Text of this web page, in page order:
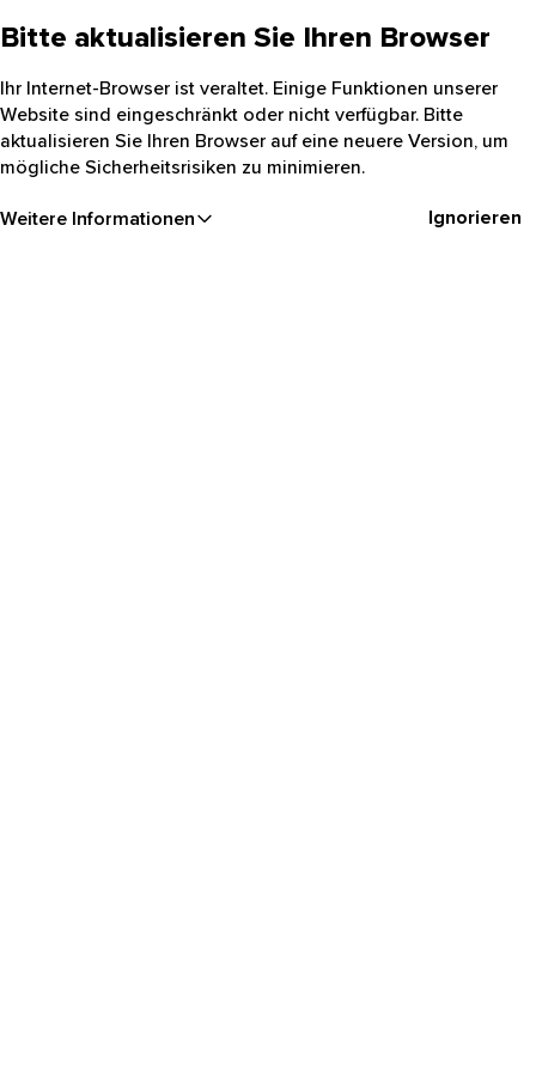
Bitte aktualisieren Sie Ihren Browser
Ihr Internet-Browser ist veraltet. Einige Funktionen unserer
Website sind eingeschränkt oder nicht verfügbar. Bitte
aktualisieren Sie Ihren Browser auf eine neuere Version, um
mögliche Sicherheitsrisiken zu minimieren.
Weitere Informationen Ignorieren